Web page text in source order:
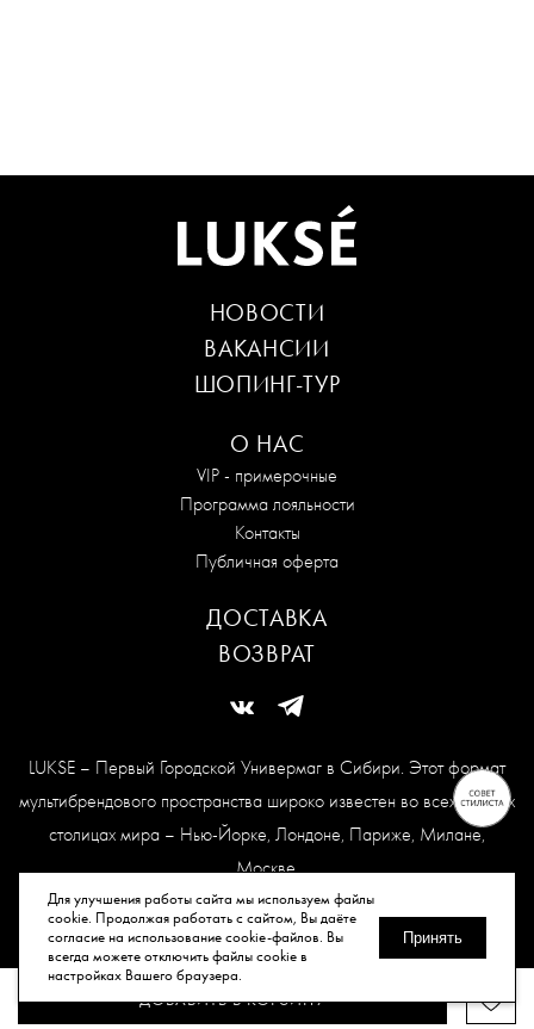
Для улучшения работы сайта мы используем файлы
cookie. Продолжая работать с сайтом, Вы даёте
согласие на использование cookie-файлов. Вы
всегда можете отключить файлы cookie в
настройках Вашего браузера.
Принять
ДОБАВИТЬ В КОРЗИНУ
LUKSE – Первый Городской Универмаг в Сибири. Этот формат
мультибрендового пространства широко известен во всех модных
столицах мира – Нью-Йорке, Лондоне, Париже, Милане,
Москве.
Карта сайта
© Все права защищены, 2026.
О НАС
VIP - примерочные
Программа лояльности
Контакты
Публичная оферта
НОВОСТИ
ВАКАНСИИ
ШОПИНГ-ТУР
ДОСТАВКА
ВОЗВРАТ